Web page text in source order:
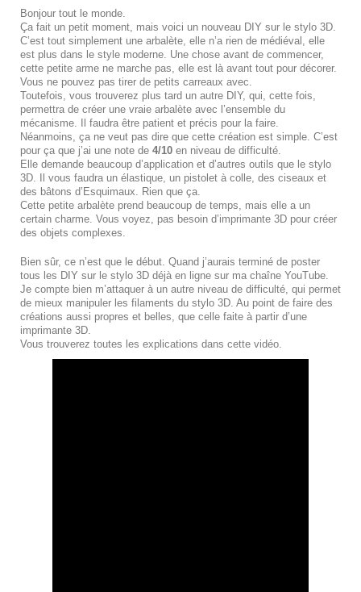
Bonjour tout le monde.
Ça fait un petit moment, mais voici un nouveau DIY sur le stylo 3D.
C’est tout simplement une arbalète, elle n’a rien de médiéval, elle
est plus dans le style moderne. Une chose avant de commencer,
cette petite arme ne marche pas, elle est là avant tout pour décorer.
Vous ne pouvez pas tirer de petits carreaux avec.
Toutefois, vous trouverez plus tard un autre DIY, qui, cette fois,
permettra de créer une vraie arbalète avec l’ensemble du
mécanisme. Il faudra être patient et précis pour la faire.
Néanmoins, ça ne veut pas dire que cette création est simple. C’est
pour ça que j’ai une note de 4/10 en niveau de difficulté.
Elle demande beaucoup d’application et d’autres outils que le stylo
3D. Il vous faudra un élastique, un pistolet à colle, des ciseaux et
des bâtons d’Esquimaux. Rien que ça.
Cette petite arbalète prend beaucoup de temps, mais elle a un
certain charme. Vous voyez, pas besoin d’imprimante 3D pour créer
des objets complexes.
Bien sûr, ce n’est que le début. Quand j’aurais terminé de poster
tous les DIY sur le stylo 3D déjà en ligne sur ma chaîne YouTube.
Je compte bien m’attaquer à un autre niveau de difficulté, qui permet
de mieux manipuler les filaments du stylo 3D. Au point de faire des
créations aussi propres et belles, que celle faite à partir d’une
imprimante 3D.
Vous trouverez toutes les explications dans cette vidéo.